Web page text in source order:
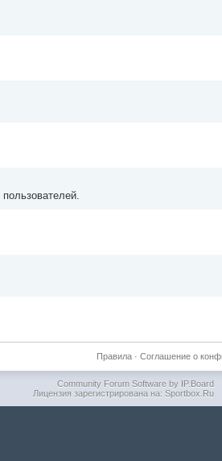
Соглашение о
Правила·
Community Forum Software by IP.Board
Лицензия зарегистрирована на: Sportbox.Ru